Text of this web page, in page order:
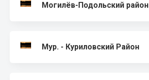
Могилёв-Подольский район
Мур. - Куриловский Район